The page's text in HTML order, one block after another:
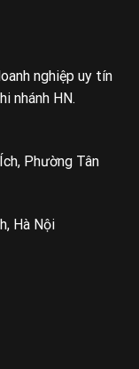
nghiệp uy tín
nhánh HN.
Phường Tân
Hà Nội